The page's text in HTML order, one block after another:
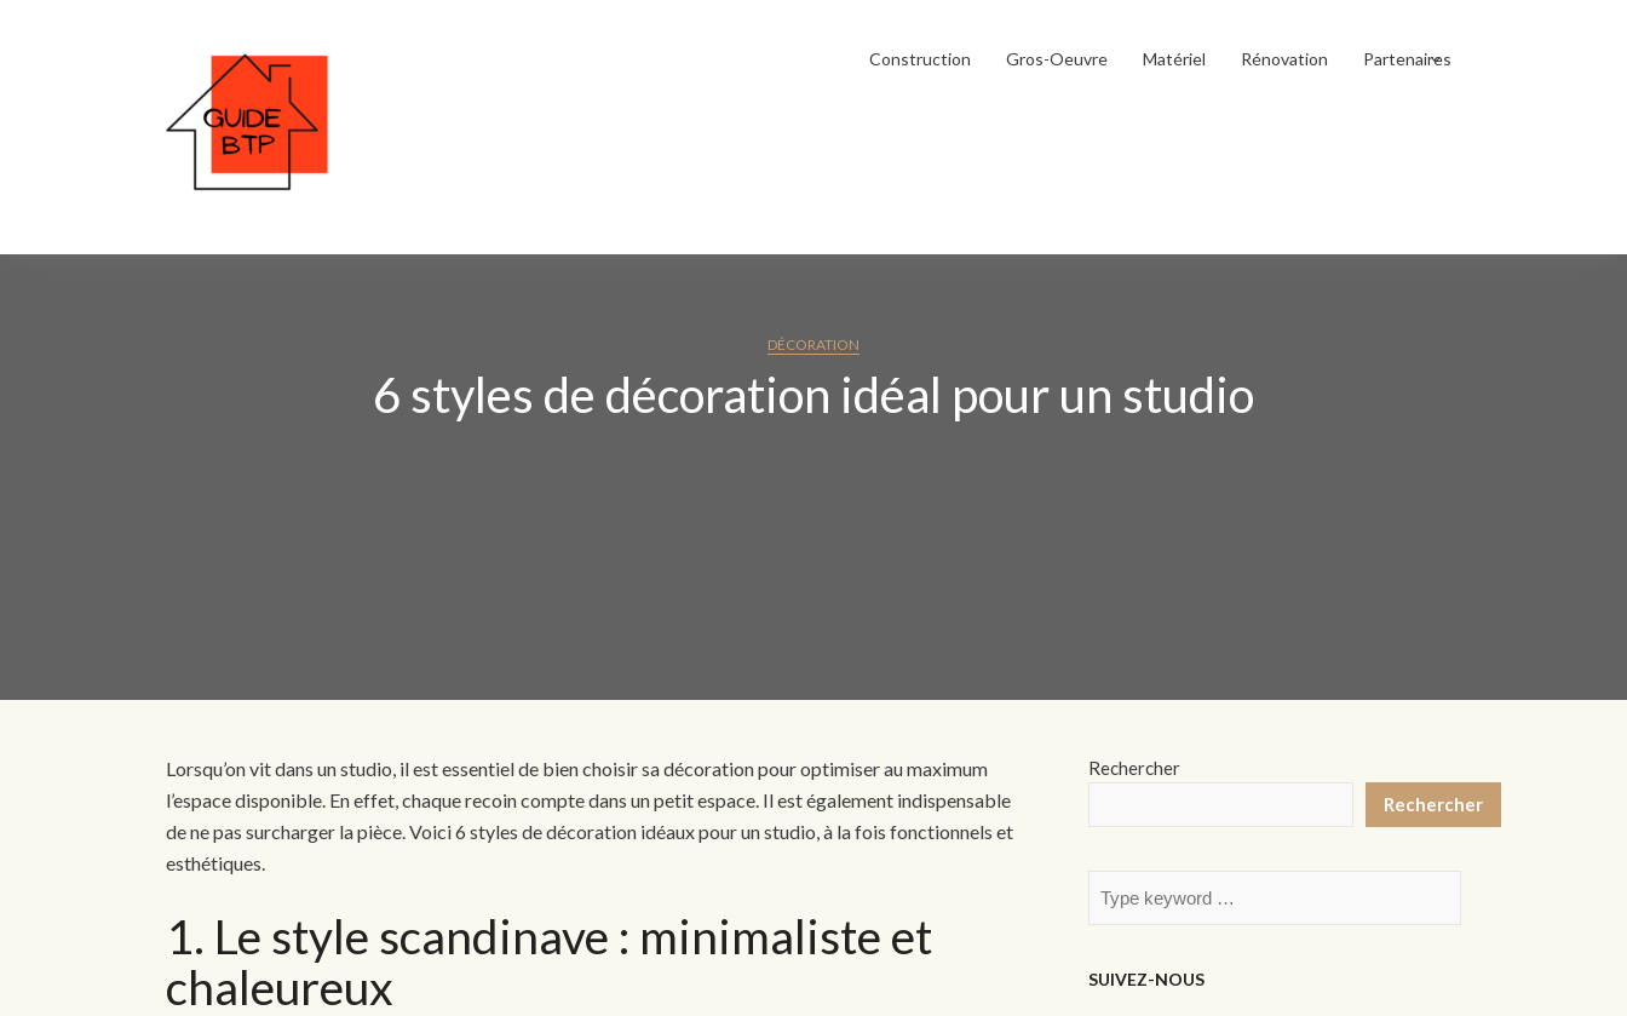
Construction Gros-Oeuvre Matériel Rénovation Partenaires
DÉCORATION
6 styles de décoration idéal pour un studio
Lorsqu’on vit dans un studio, il est essentiel de bien choisir sa décoration pour optimiser au maximum
l’espace disponible. En effet, chaque recoin compte dans un petit espace. Il est également indispensable
de ne pas surcharger la pièce. Voici 6 styles de décoration idéaux pour un studio, à la fois fonctionnels et
esthétiques.
1. Le style scandinave : minimaliste et
chaleureux
Rechercher
Rechercher
SUIVEZ-NOUS